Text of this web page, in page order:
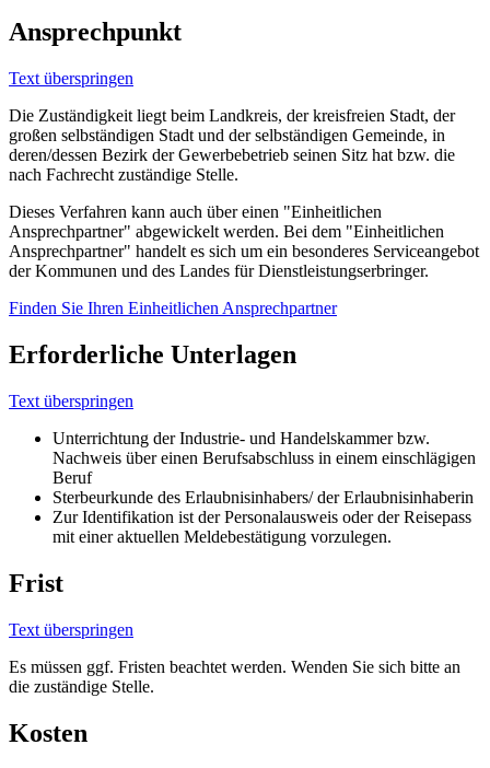
Ansprechpunkt
Text überspringen
Die Zuständigkeit liegt beim Landkreis, der kreisfreien Stadt, der
großen selbständigen Stadt und der selbständigen Gemeinde, in
deren/dessen Bezirk der Gewerbebetrieb seinen Sitz hat bzw. die
nach Fachrecht zuständige Stelle.
Dieses Verfahren kann auch über einen "Einheitlichen
Ansprechpartner" abgewickelt werden. Bei dem "Einheitlichen
Ansprechpartner" handelt es sich um ein besonderes Serviceangebot
der Kommunen und des Landes für Dienstleistungserbringer.
Finden Sie Ihren Einheitlichen Ansprechpartner
Erforderliche Unterlagen
Text überspringen
Unterrichtung der Industrie- und Handelskammer bzw.
Nachweis über einen Berufsabschluss in einem einschlägigen
Beruf
Sterbeurkunde des Erlaubnisinhabers/ der Erlaubnisinhaberin
Zur Identifikation ist der Personalausweis oder der Reisepass
mit einer aktuellen Meldebestätigung vorzulegen.
Frist
Text überspringen
Es müssen ggf. Fristen beachtet werden. Wenden Sie sich bitte an
die zuständige Stelle.
Kosten